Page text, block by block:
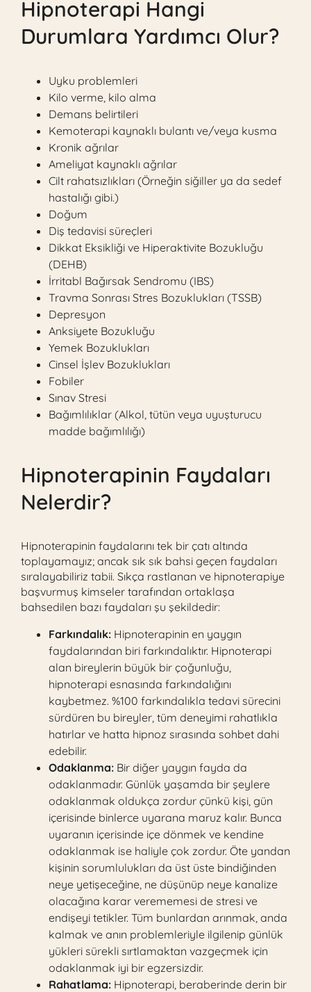
Hipnoterapi Hangi
Durumlara Yardımcı Olur?
Uyku problemleri
Kilo verme, kilo alma
Demans belirtileri
Kemoterapi kaynaklı bulantı ve/veya kusma
Kronik ağrılar
Ameliyat kaynaklı ağrılar
Cilt rahatsızlıkları (Örneğin siğiller ya da sedef
hastalığı gibi.)
Doğum
Diş tedavisi süreçleri
Dikkat Eksikliği ve Hiperaktivite Bozukluğu
(DEHB)
İrritabl Bağırsak Sendromu (IBS)
Travma Sonrası Stres Bozuklukları (TSSB)
Depresyon
Anksiyete Bozukluğu
Yemek Bozuklukları
Cinsel İşlev Bozuklukları
Fobiler
Sınav Stresi
Bağımlılıklar (Alkol, tütün veya uyuşturucu
madde bağımlılığı)
Hipnoterapinin Faydaları
Nelerdir?
Hipnoterapinin faydalarını tek bir çatı altında
toplayamayız; ancak sık sık bahsi geçen faydaları
sıralayabiliriz tabii. Sıkça rastlanan ve hipnoterapiye
başvurmuş kimseler tarafından ortaklaşa
bahsedilen bazı faydaları şu şekildedir:
Farkındalık: Hipnoterapinin en yaygın
faydalarından biri farkındalıktır. Hipnoterapi
alan bireylerin büyük bir çoğunluğu,
hipnoterapi esnasında farkındalığını
kaybetmez. %100 farkındalıkla tedavi sürecini
sürdüren bu bireyler, tüm deneyimi rahatlıkla
hatırlar ve hatta hipnoz sırasında sohbet dahi
edebilir.
Odaklanma: Bir diğer yaygın fayda da
odaklanmadır. Günlük yaşamda bir şeylere
odaklanmak oldukça zordur çünkü kişi, gün
içerisinde binlerce uyarana maruz kalır. Bunca
uyaranın içerisinde içe dönmek ve kendine
odaklanmak ise haliyle çok zordur. Öte yandan
kişinin sorumlulukları da üst üste bindiğinden
neye yetişeceğine, ne düşünüp neye kanalize
olacağına karar verememesi de stresi ve
endişeyi tetikler. Tüm bunlardan arınmak, anda
kalmak ve anın problemleriyle ilgilenip günlük
yükleri sürekli sırtlamaktan vazgeçmek için
odaklanmak iyi bir egzersizdir.
Rahatlama: Hipnoterapi, beraberinde derin bir